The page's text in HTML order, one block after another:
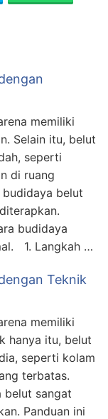
memiliki
Selain itu, belut
seperti
di ruang
belut
budidaya
1. Langkah …
Teknik
memiliki
hanya itu, belut
seperti kolam
terbatas.
belut sangat
Panduan ini